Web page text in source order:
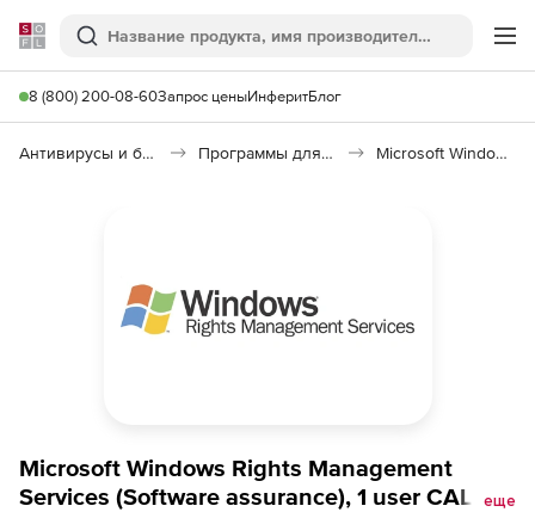
Softline
Поиск
8 (800) 200-08-60Запрос ценыИнферитБлог
Антивирусы и безопасность Программы для защиты информации Microsoft Windows Rights Management Services CAL 2022
Microsoft Windows Rights Management
Services (Software assurance), 1 user CAL -еще